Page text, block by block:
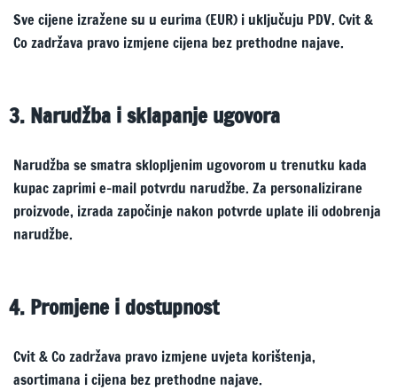
Sve cijene izražene su u eurima (EUR) i uključuju PDV. Cvit &
Co zadržava pravo izmjene cijena bez prethodne najave.
3. Narudžba i sklapanje ugovora
Narudžba se smatra sklopljenim ugovorom u trenutku kada
kupac zaprimi e-mail potvrdu narudžbe. Za personalizirane
proizvode, izrada započinje nakon potvrde uplate ili odobrenja
narudžbe.
4. Promjene i dostupnost
Cvit & Co zadržava pravo izmjene uvjeta korištenja,
asortimana i cijena bez prethodne najave.